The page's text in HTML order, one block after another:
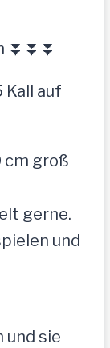
Kall auf
cm groß
gerne.
und
und sie